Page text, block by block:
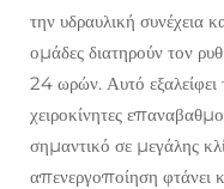
την υδραυλική συνέχεια
ομάδες διατηρούν τον
24 ωρών. Αυτό εξαλείφει
χειροκίνητες
σημαντικό σε μεγάλης
απενεργοποίηση